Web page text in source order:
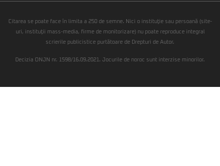
Citarea se poate face în limita a 250 de semne. Nici o instituţie sau persoană (site-
uri, instituţii mass-media, firme de monitorizare) nu poate reproduce integral
scrierile publicistice purtătoare de Drepturi de Autor.
Decizia ONJN nr. 1598/16.09.2021. Jocurile de noroc sunt interzise minorilor.